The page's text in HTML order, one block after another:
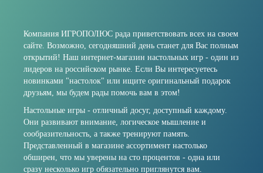
Компания ИГРОПОЛЮС рада приветствовать всех на своем
сайте. Возможно, сегодняшний день станет для Вас полным
открытий! Наш интернет-магазин настольных игр - один из
лидеров на российском рынке. Если Вы интересуетесь
новинками "настолок" или ищите оригинальный подарок
друзьям, мы будем рады помочь вам в этом!
Настольные игры - отличный досуг, доступный каждому.
Они развивают внимание, логическое мышление и
сообразительность, а также тренируют память.
Представленный в магазине ассортимент настолько
обширен, что мы уверены на сто процентов - одна или
сразу несколько игр обязательно приглянутся вам.